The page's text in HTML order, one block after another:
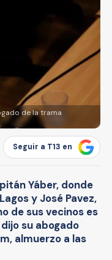
de la trama
Seguir a T13 en
Yáber, donde
y José Pavez,
de sus vecinos es
su abogado
almuerzo a las